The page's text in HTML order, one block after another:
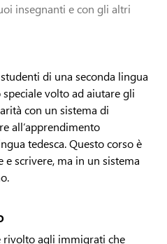
insegnanti e con gli altri
di una seconda lingua
volto ad aiutare gli
con un sistema di
all’apprendimento
tedesca. Questo corso è
e scrivere, ma in un sistema
rivolto agli immigrati che